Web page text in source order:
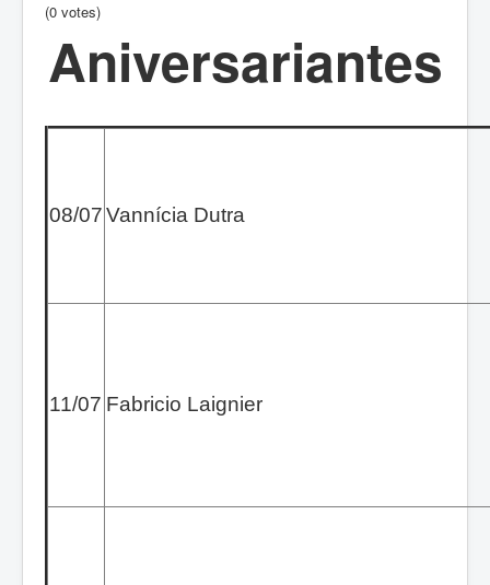
(0 votes)
Aniversariantes
08/07Vannícia Dutra
11/07 Fabricio Laignier